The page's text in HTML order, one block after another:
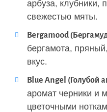
арбуза, клубники,
свежестью мяты.
Bergamood
бергамота,
вкус.
Blue Angel (Голубой
аромат черники и
цветочными